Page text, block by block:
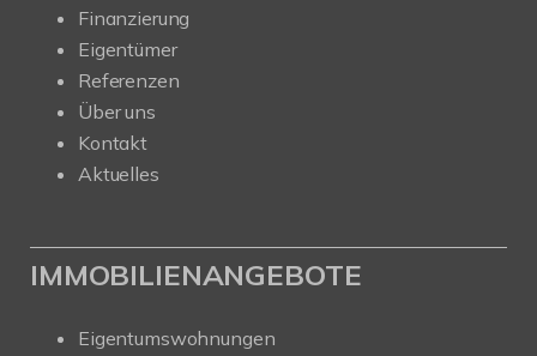
Finanzierung
Eigentümer
Referenzen
Über uns
Kontakt
Aktuelles
IMMOBILIENANGEBOTE
Eigentumswohnungen